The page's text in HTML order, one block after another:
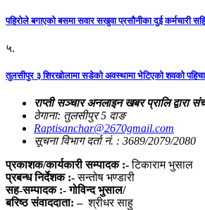
पहिराेले बगाएकाे बसमा सवार सखुवा प्रसाैनीका दुई कर्मचारी
५.
तुलसीपुर ३ शिरखोलामा सडेको अवस्थामा भेटिएको शवको
राप्ती सञ्चार अनलाइन खबर प्रालि द्वारा
ठेगाना: तुलसीपुर 5 दाङ
Raptisanchar@2670gmail.com
सूचना विभाग दर्ता नं. : 3689/2079/2080
प्रकाशक/कार्यकारी सम्पादक :-टिकाराम भुसाल
प्रबन्ध निर्देशक :-सन्तोष भण्डारी
सह-सम्पादक :- गोविन्द भुसाल/
बरिष्ठ संवाददाता: – श्रीधर साहु